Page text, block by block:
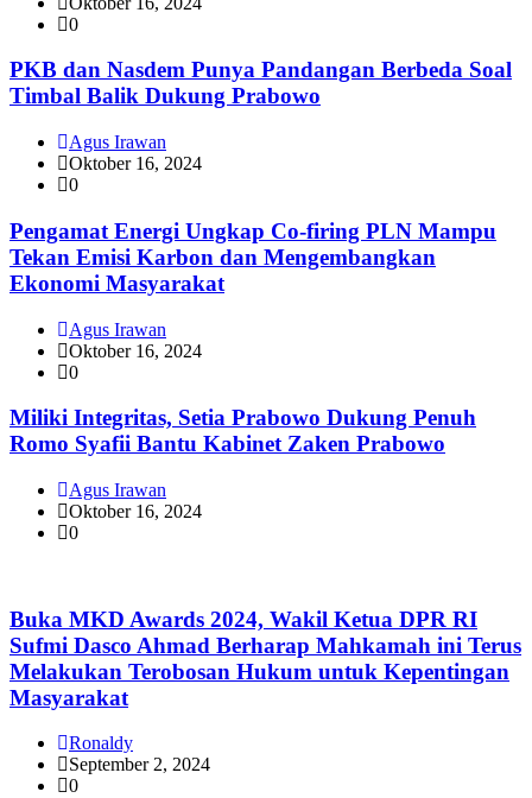
0
PKB dan Nasdem Punya Pandangan Berbeda Soal
Timbal Balik Dukung Prabowo
Agus Irawan
Oktober 16, 2024
0
Pengamat Energi Ungkap Co-firing PLN Mampu
Tekan Emisi Karbon dan Mengembangkan
Ekonomi Masyarakat
Agus Irawan
Oktober 16, 2024
0
Miliki Integritas, Setia Prabowo Dukung Penuh
Romo Syafii Bantu Kabinet Zaken Prabowo
Agus Irawan
Oktober 16, 2024
0
Buka MKD Awards 2024, Wakil Ketua DPR RI
Sufmi Dasco Ahmad Berharap Mahkamah ini Terus
Melakukan Terobosan Hukum untuk Kepentingan
Masyarakat
Ronaldy
September 2, 2024
0